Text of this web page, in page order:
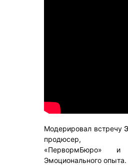
Модерировал встречу
продюсер,
«ПервормБюро» и
Эмоционального опыта.